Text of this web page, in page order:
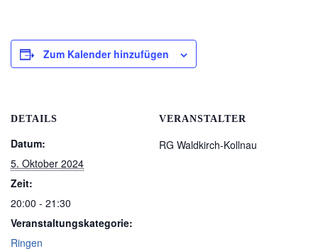
Zum Kalender hinzufügen
DETAILS
Datum:
5. Oktober 2024
Zeit:
20:00 - 21:30
Veranstaltungskategorie:
Ringen
VERANSTALTER
RG Waldkirch-Kollnau